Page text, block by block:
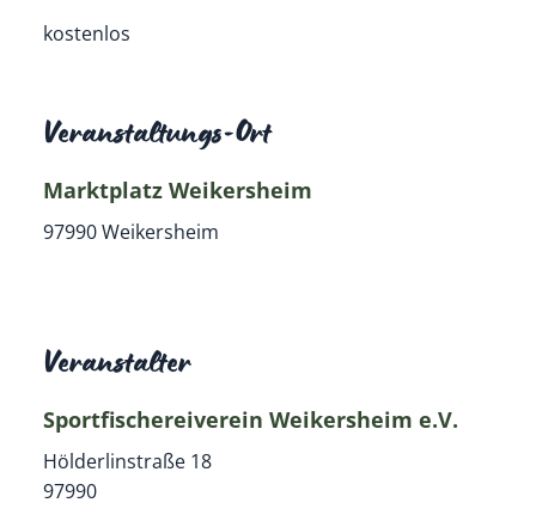
kostenlos
Veranstaltungs-Ort
Marktplatz Weikersheim
97990 Weikersheim
Veranstalter
Sportfischereiverein Weikersheim e.V.
Hölderlinstraße 18
97990